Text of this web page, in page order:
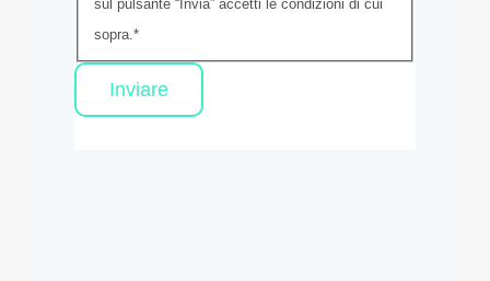
sul pulsante “Invia” accetti le condizioni di cui
sopra. *
Inviare